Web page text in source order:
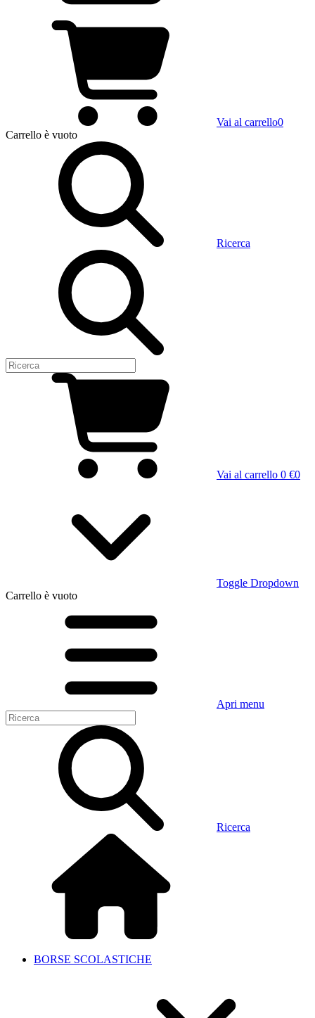
Vai al carrello0
Carrello è vuoto
Ricerca
Vai al carrello 0 €0
Toggle Dropdown
Carrello è vuoto
Apri menu
Ricerca
BORSE SCOLASTICHE